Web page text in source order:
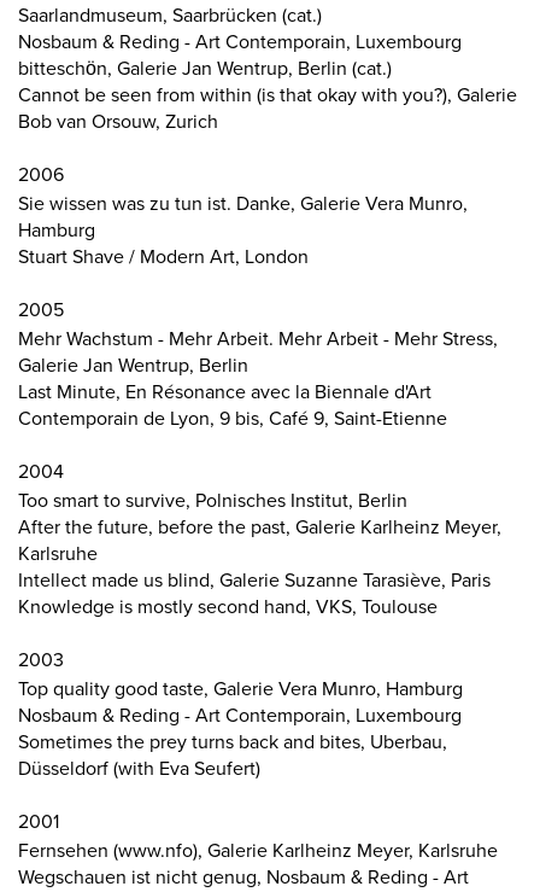
Saarlandmuseum, Saarbrücken (cat.)
Nosbaum & Reding - Art Contemporain, Luxembourg
bitteschön, Galerie Jan Wentrup, Berlin (cat.)
Cannot be seen from within (is that okay with you?), Galerie
Bob van Orsouw, Zurich
2006
Sie wissen was zu tun ist. Danke, Galerie Vera Munro,
Hamburg
Stuart Shave / Modern Art, London
2005
Mehr Wachstum - Mehr Arbeit. Mehr Arbeit - Mehr Stress,
Galerie Jan Wentrup, Berlin
Last Minute, En Résonance avec la Biennale d'Art
Contemporain de Lyon, 9 bis, Café 9, Saint-Etienne
2004
Too smart to survive, Polnisches Institut, Berlin
After the future, before the past, Galerie Karlheinz Meyer,
Karlsruhe
Intellect made us blind, Galerie Suzanne Tarasiève, Paris
Knowledge is mostly second hand, VKS, Toulouse
2003
Top quality good taste, Galerie Vera Munro, Hamburg
Nosbaum & Reding - Art Contemporain, Luxembourg
Sometimes the prey turns back and bites, Uberbau,
Düsseldorf (with Eva Seufert)
2001
Fernsehen (www.nfo), Galerie Karlheinz Meyer, Karlsruhe
Wegschauen ist nicht genug, Nosbaum & Reding - Art